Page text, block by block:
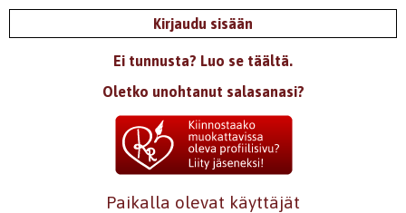
Kirjaudu sisään
Ei tunnusta? Luo se täältä.
Oletko unohtanut salasanasi?
Paikalla olevat käyttäjät